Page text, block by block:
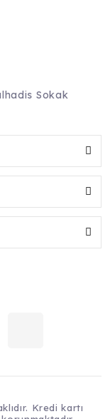
Sokak
Kredi kartı